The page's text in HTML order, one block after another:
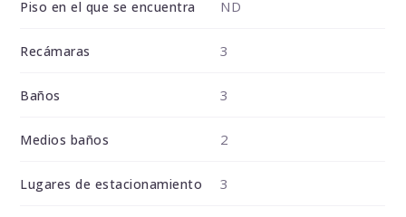
Piso en el que se encuentra ND
Recámaras 3
Baños 3
Medios baños 2
Lugares de estacionamiento 3